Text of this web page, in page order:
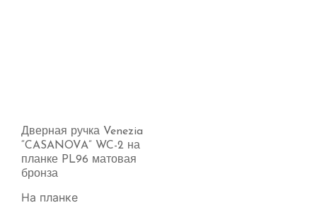
Дверная ручка Venezia
“CASANOVA” WC-2 на
планке PL96 матовая
бронза
На планке